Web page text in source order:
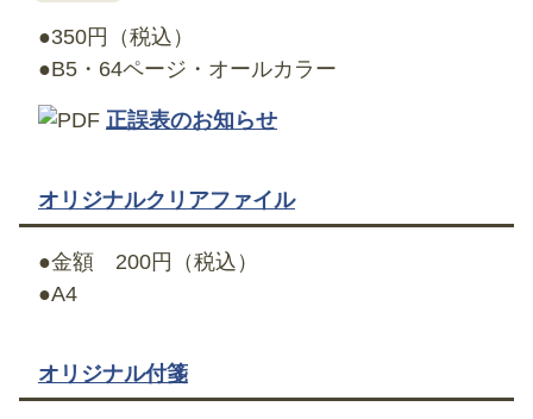
●350円（税込）
●B5・64ページ・オールカラー
正誤表のお知らせ
オリジナルクリアファイル
●金額 200円（税込）
●A4
オリジナル付箋